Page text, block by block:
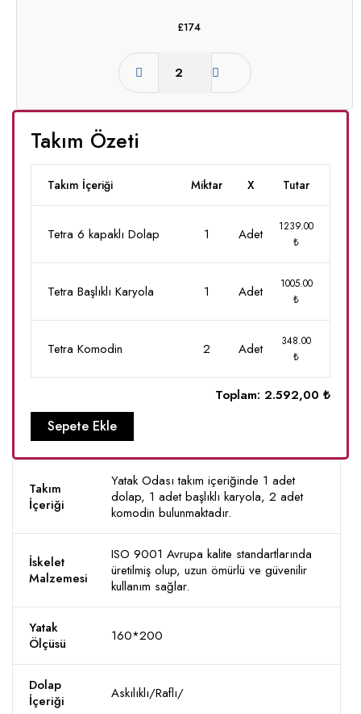
£174
Takım Özeti
Takım İçeriği Miktar X Tutar
Tetra 6 kapaklı Dolap 1 Adet
1239.00
₺
Tetra Başlıklı Karyola 1 Adet
1005.00
₺
Tetra Komodin 2 Adet
348.00
₺
Toplam: 2.592,00 ₺
Sepete Ekle
Takım
İçeriği
Yatak Odası takım içeriğinde 1 adet
dolap, 1 adet başlıklı karyola, 2 adet
komodin bulunmaktadır.
İskelet
Malzemesi
ISO 9001 Avrupa kalite standartlarında
üretilmiş olup, uzun ömürlü ve güvenilir
kullanım sağlar.
Yatak
Ölçüsü
160*200
Dolap
İçeriği
Askılıklı/Raflı/